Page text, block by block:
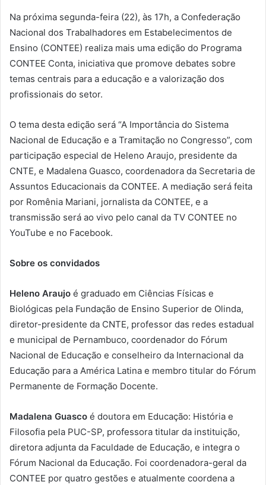
Na próxima segunda-feira (22), às 17h, a Confederação
Nacional dos Trabalhadores em Estabelecimentos de
Ensino (CONTEE) realiza mais uma edição do Programa
CONTEE Conta, iniciativa que promove debates sobre
temas centrais para a educação e a valorização dos
profissionais do setor.
O tema desta edição será “A Importância do Sistema
Nacional de Educação e a Tramitação no Congresso”, com
participação especial de Heleno Araujo, presidente da
CNTE, e Madalena Guasco, coordenadora da Secretaria de
Assuntos Educacionais da CONTEE. A mediação será feita
por Romênia Mariani, jornalista da CONTEE, e a
transmissão será ao vivo pelo canal da TV CONTEE no
YouTube e no Facebook.
Sobre os convidados
Heleno Araujo é graduado em Ciências Físicas e
Biológicas pela Fundação de Ensino Superior de Olinda,
diretor-presidente da CNTE, professor das redes estadual
e municipal de Pernambuco, coordenador do Fórum
Nacional de Educação e conselheiro da Internacional da
Educação para a América Latina e membro titular do Fórum
Permanente de Formação Docente.
Madalena Guasco é doutora em Educação: História e
Filosofia pela PUC-SP, professora titular da instituição,
diretora adjunta da Faculdade de Educação, e integra o
Fórum Nacional da Educação. Foi coordenadora-geral da
CONTEE por quatro gestões e atualmente coordena a